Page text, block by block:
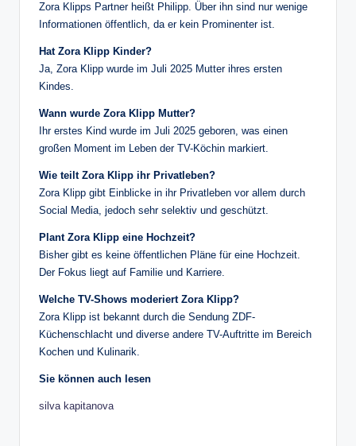
Zora Klipps Partner heißt Philipp. Über ihn sind nur wenige
Informationen öffentlich, da er kein Prominenter ist.
Hat Zora Klipp Kinder?
Ja, Zora Klipp wurde im Juli 2025 Mutter ihres ersten
Kindes.
Wann wurde Zora Klipp Mutter?
Ihr erstes Kind wurde im Juli 2025 geboren, was einen
großen Moment im Leben der TV-Köchin markiert.
Wie teilt Zora Klipp ihr Privatleben?
Zora Klipp gibt Einblicke in ihr Privatleben vor allem durch
Social Media, jedoch sehr selektiv und geschützt.
Plant Zora Klipp eine Hochzeit?
Bisher gibt es keine öffentlichen Pläne für eine Hochzeit.
Der Fokus liegt auf Familie und Karriere.
Welche TV-Shows moderiert Zora Klipp?
Zora Klipp ist bekannt durch die Sendung ZDF-
Küchenschlacht und diverse andere TV-Auftritte im Bereich
Kochen und Kulinarik.
Sie können auch lesen
silva kapitanova